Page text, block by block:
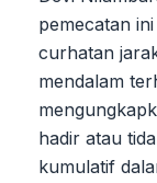
pemecatan
curhatan
mendalam
hadir atau
kumulatif